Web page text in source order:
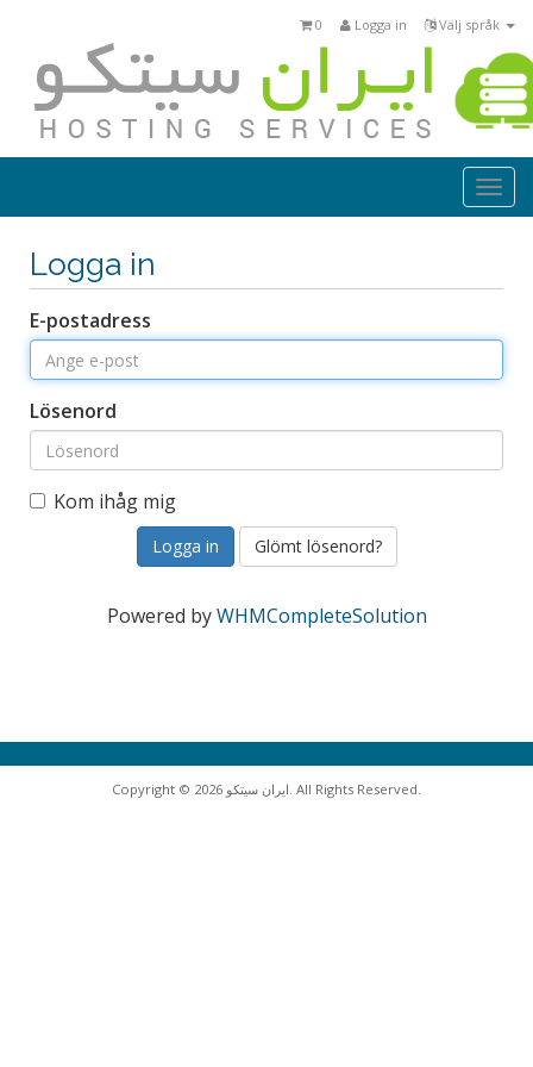
Välj språk
Logga in
0
Logga in
E-postadress
Lösenord
Kom ihåg mig
Glömt lösenord?
Powered byWHMCompleteSolution
Copyright © 2026 ایران سیتکو. All Rights Reserved.